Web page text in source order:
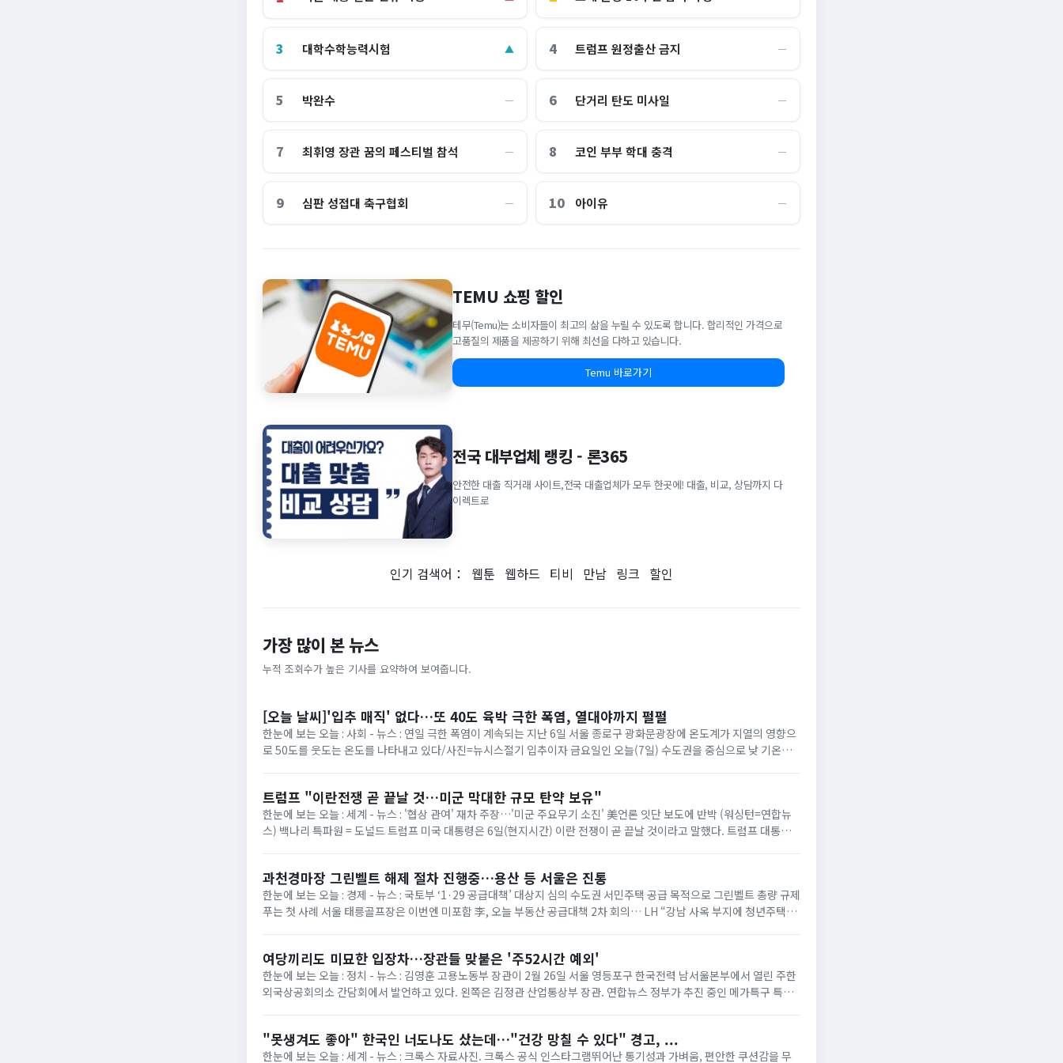
3 대학수학능력시험 ▲ 4 트럼프 원정출산 금지 ―
5 박완수 ― 6 단거리 탄도 미사일 ―
7 최휘영 장관 꿈의 페스티벌 참석 ― 8 코인 부부 학대 충격 ―
9 심판 성접대 축구협회 ― 10 아이유 ―
TEMU 쇼핑 할인
테무(Temu)는 소비자들이 최고의 삶을 누릴 수 있도록 합니다. 합리적인 가격으로
고품질의 제품을 제공하기 위해 최선을 다하고 있습니다.
Temu 바로가기
전국 대부업체 랭킹 - 론365
안전한 대출 직거래 사이트,전국 대출업체가 모두 한곳에! 대출, 비교, 상담까지 다
이렉트로
인기 검색어： 웹툰 웹하드 티비 만남 링크 할인
가장 많이 본 뉴스
누적 조회수가 높은 기사를 요약하여 보여줍니다.
[오늘 날씨]'입추 매직' 없다…또 40도 육박 극한 폭염, 열대야까지 펄펄
한눈에 보는 오늘 : 사회 - 뉴스 : 연일 극한 폭염이 계속되는 지난 6일 서울 종로구 광화문광장에 온도계가 지열의 영향으
로 50도를 웃도는 온도를 나타내고 있다/사진=뉴시스절기 입추이자 금요일인 오늘(7일) 수도권을 중심으로 낮 기온이
트럼프 "이란전쟁 곧 끝날 것…미군 막대한 규모 탄약 보유"
한눈에 보는 오늘 : 세계 - 뉴스 : '협상 관여' 재차 주장…'미군 주요무기 소진' 美언론 잇단 보도에 반박 (워싱턴=연합뉴
스) 백나리 특파원 = 도널드 트럼프 미국 대통령은 6일(현지시간) 이란 전쟁이 곧 끝날 것이라고 말했다. 트럼프 대통령
과천경마장 그린벨트 해제 절차 진행중…용산 등 서울은 진통
한눈에 보는 오늘 : 경제 - 뉴스 : 국토부 ‘1·29 공급대책’ 대상지 심의 수도권 서민주택 공급 목적으로 그린벨트 총량 규제
푸는 첫 사례 서울 태릉골프장은 이번엔 미포함 李, 오늘 부동산 공급대책 2차 회의… LH “강남 사옥 부지에 청년주택”
여당끼리도 미묘한 입장차…장관들 맞붙은 '주52시간 예외'
한눈에 보는 오늘 : 정치 - 뉴스 : 김영훈 고용노동부 장관이 2월 26일 서울 영등포구 한국전력 남서울본부에서 열린 주한
외국상공회의소 간담회에서 발언하고 있다. 왼쪽은 김정관 산업통상부 장관. 연합뉴스 정부가 추진 중인 메가특구 특별
"못생겨도 좋아" 한국인 너도나도 샀는데…"건강 망칠 수 있다" 경고, ...
한눈에 보는 오늘 : 세계 - 뉴스 : 크록스 자료사진. 크록스 공식 인스타그램뛰어난 통기성과 가벼움, 편안한 쿠션감을 무